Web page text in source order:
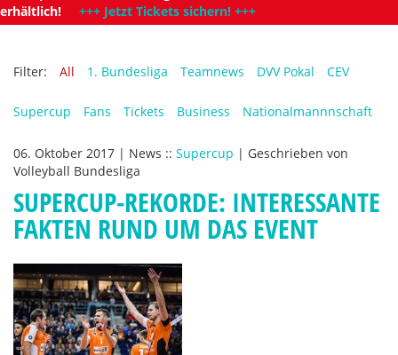
erhältlich! +++ Jetzt Tickets sichern! +++
Filter: All 1. Bundesliga Teamnews DVV Pokal CEV
Supercup Fans Tickets Business Nationalmannnschaft
06. Oktober 2017 | News :: Supercup | Geschrieben von
Volleyball Bundesliga
SUPERCUP-REKORDE: INTERESSANTE
FAKTEN RUND UM DAS EVENT